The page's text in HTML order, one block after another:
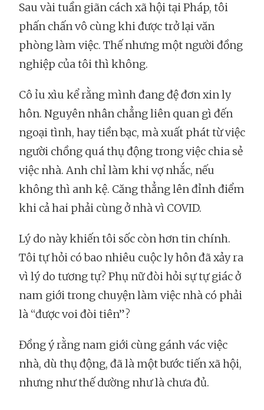
Sau vài tuần giãn cách xã hội tại Pháp, tôi
phấn chấn vô cùng khi được trở lại văn
phòng làm việc. Thế nhưng một người đồng
nghiệp của tôi thì không.
Cô ỉu xìu kể rằng mình đang đệ đơn xin ly
hôn. Nguyên nhân chẳng liên quan gì đến
ngoại tình, hay tiền bạc, mà xuất phát từ việc
người chồng quá thụ động trong việc chia sẻ
việc nhà. Anh chỉ làm khi vợ nhắc, nếu
không thì anh kệ. Căng thẳng lên đỉnh điểm
khi cả hai phải cùng ở nhà vì COVID.
Lý do này khiến tôi sốc còn hơn tin chính.
Tôi tự hỏi có bao nhiêu cuộc ly hôn đã xảy ra
vì lý do tương tự? Phụ nữ đòi hỏi sự tự giác ở
nam giới trong chuyện làm việc nhà có phải
là “được voi đòi tiên”?
Đồng ý rằng nam giới cùng gánh vác việc
nhà, dù thụ động, đã là một bước tiến xã hội,
nhưng như thế dường như là chưa đủ.